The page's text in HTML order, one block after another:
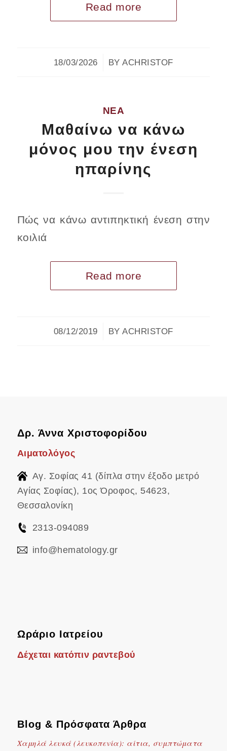
Read more
18/03/2026
/ BYACHRISTOF
ΝΈΑ
Μαθαίνω να κάνω
μόνος μου την ένεση
ηπαρίνης
Πώς να κάνω αντιπηκτική ένεση στην
κοιλιά
Read more
08/12/2019
/ BYACHRISTOF
Δρ. Άννα Χριστοφορίδου
Αιματολόγος
Αγ. Σοφίας 41 (δίπλα στην έξοδο μετρό
Αγίας Σοφίας), 1ος Όροφος, 54623,
Θεσσαλονίκη
2313-094089
info@hematology.gr
Ωράριο Ιατρείου
Δέχεται κατόπιν ραντεβού
Blog & Πρόσφατα Άρθρα
Χαμηλά λευκά (λευκοπενία): αίτια, συμπτώματα